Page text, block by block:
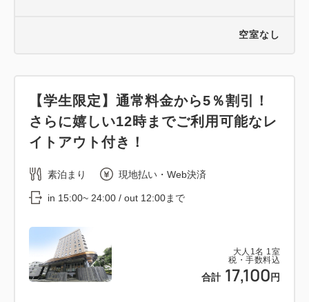
空室なし
大人 1 名 1 室
税・手数料込
合計 17,100 円
【学生限定】通常料金から5％割引！
さらに嬉しい12時までご利用可能なレ
イトアウト付き！
素泊まり 現地払い・Web決済
in 15:00~ 24:00 / out 12:00まで